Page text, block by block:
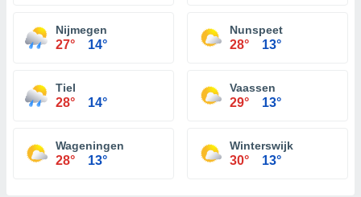
Nijmegen
27° 14°
Nunspeet
28° 13°
Tiel
28° 14°
Vaassen
29° 13°
Wageningen
28° 13°
Winterswijk
30° 13°